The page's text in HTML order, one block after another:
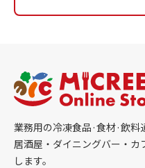
業務用の冷凍食品·食材·飲料
居酒屋・ダイニングバー・
します。